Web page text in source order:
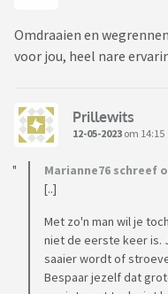
Omdraaien en
voor jou, heel nare
Prillewits
12-05-2023 om 14:15
Marianne76 schreef
[..]
Met zo'n man wil je
niet de eerste keer is.
saaier wordt of
Bespaar jezelf dat